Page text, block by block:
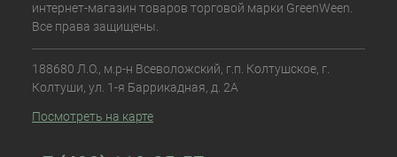
интернет-магазин товаров торговой марки GreenWeen.
Все права защищены.
188680 Л.О., м.р-н Всеволожский, г.п. Колтушское, г.
Колтуши, ул. 1-я Баррикадная, д. 2А
Посмотреть на карте